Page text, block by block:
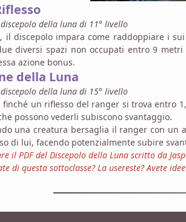
della luna di 11° livello
il discepolo impara come raddoppiare i
diversi spazi non occupati entro 9
azione bonus.
della Luna
della luna di 15° livello
finché un riflesso del ranger si trova
possono vederli subiscono svantaggio.
una creatura bersaglia il ranger con un
di lui, facendo potenzialmente subire
il PDF del Discepolo della Luna scritto da
di questa sottoclasse? La usereste? Avete